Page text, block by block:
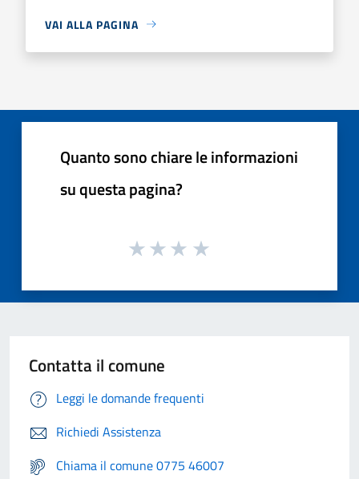
VAI ALLA PAGINA
Quanto sono chiare le informazioni
su questa pagina?
Contatta il comune
Leggi le domande frequenti
Richiedi Assistenza
Chiama il comune 0775 46007